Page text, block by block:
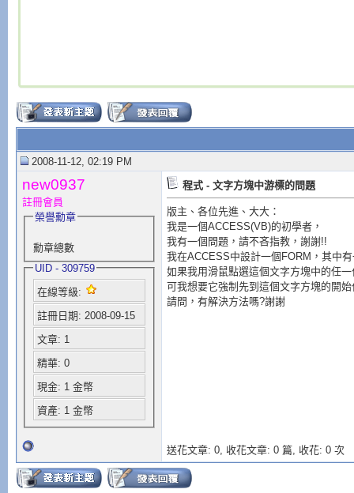
2008-11-12, 02:19 PM
new0937
註冊會員
榮譽勳章
勳章總數
UID - 309759
在線等級:
註冊日期: 2008-09-15
文章: 1
精華: 0
現金: 1 金幣
資產: 1 金幣
程式 - 文字方塊中游標的問題
版主、各位先進、大大：
我是一個ACCESS(VB)的初學者，
我有一個問題，請不吝指教，謝謝!!
我在ACCESS中設計一個FORM，其中
如果我用滑鼠點選這個文字方塊中的任
可我想要它強制先到這個文字方塊的開
請問，有解決方法嗎?謝謝
送花文章: 0, 收花文章: 0 篇, 收花: 0 次